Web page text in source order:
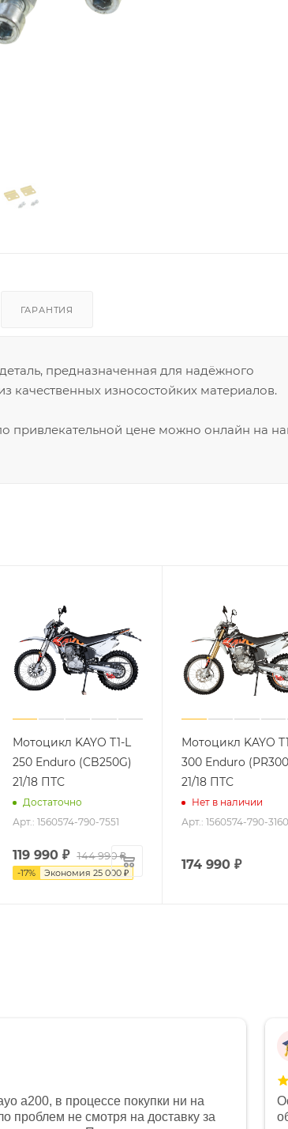
ГАРАНТИЯ
предназначенная для надёжного
качественных износостойких материалов.
привлекательной цене можно онлайн на
Мотоцикл KAYO T1-L
250 Enduro (CB250G)
21/18 ПТС
Достаточно
Арт.: 1560574-790-7551
119 990₽ 144 990₽
-17% Экономия 25 000₽
Мотоцикл KAYO T1
300 Enduro
21/18 ПТС
Нет в наличии
Арт.: 1560574-790-3160
174 990 ₽
a200, в процессе покупки ни на
проблем не смотря на доставку за